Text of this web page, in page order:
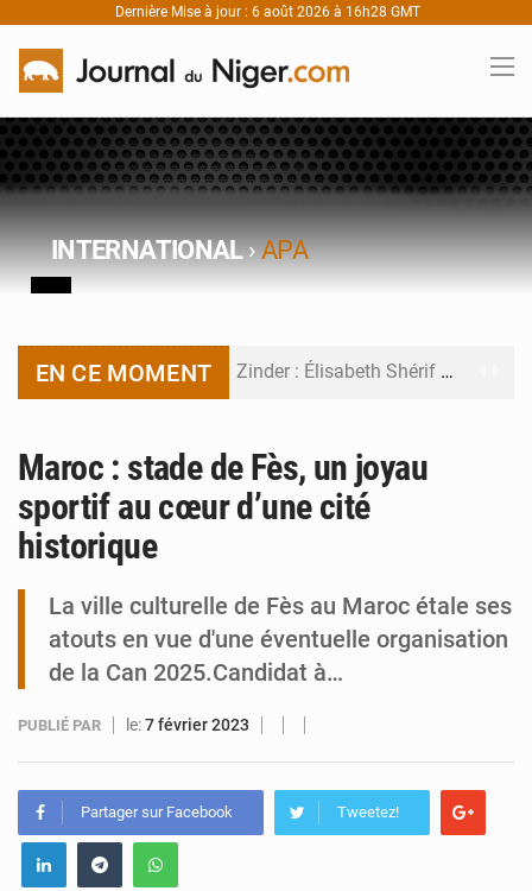
Dernière Mise à jour : 6 août 2026 à 16h28 GMT
INTERNATIONAL›APA
EN CE MOMENT Zinder : Élisabeth Shérif visite l’école Birni Garçon
Maroc : stade de Fès, un joyau
sportif au cœur d’une cité
historique
La ville culturelle de Fès au Maroc étale ses
atouts en vue d'une éventuelle organisation
de la Can 2025.Candidat à…
PUBLIÉ PAR le:7 février 2023
Partager sur Facebook Tweetez!